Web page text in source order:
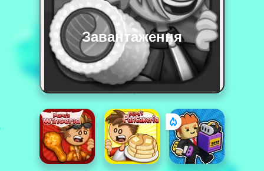
Завантаження